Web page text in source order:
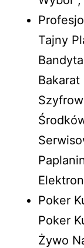
Tajny
Bakarat
Poker
Poker
Żywo